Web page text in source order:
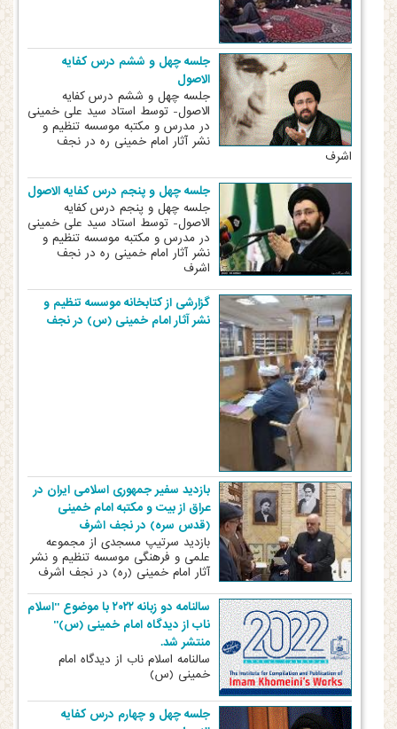
جلسه چهل و ششم درس کفایه
الاصول
جلسه چهل و ششم درس کفایه
الاصول- توسط استاد سید علی خمینی
در مدرس و مکتبه موسسه تنظیم و
نشر آثار امام خمینی ره در نجف
اشرف
جلسه چهل و پنجم درس کفایه الاصول
جلسه چهل و پنجم درس کفایه
الاصول- توسط استاد سید علی خمینی
در مدرس و مکتبه موسسه تنظیم و
نشر آثار امام خمینی ره در نجف
اشرف
گزارشی از کتابخانه موسسه تنظیم و
نشر آثار امام خمینی (س) در نجف
بازدید سفیر جمهوری اسلامی ایران در
عراق از بیت و مکتبه امام خمینی
(قدس سره) در نجف اشرف
بازدید سرتیپ مسجدی از مجموعه
علمی و فرهنگی موسسه تنظیم و نشر
آثار امام خمینی (ره) در نجف اشرف
سالنامه دو زبانه ۲۰۲۲ با موضوع "اسلام
ناب از دیدگاه امام خمینی (س)"
منتشر شد.
سالنامه اسلام ناب از دیدگاه امام
خمینی (س)
جلسه چهل و چهارم درس کفایه